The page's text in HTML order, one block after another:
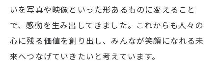
いを写真や映像といった形あるものに変えること
で、感動を生み出してきました。これからも人々の
心に残る価値を創り出し、みんなが笑顔になれる未
来へつなげていきたいと考えています。